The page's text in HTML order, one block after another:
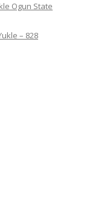
Ogun State
– 828